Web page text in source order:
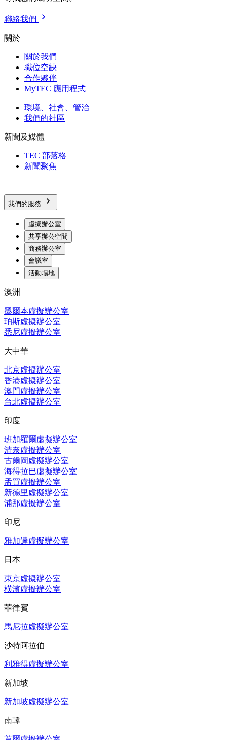
聯絡我們
關於
關於我們
職位空缺
合作夥伴
MyTEC 應用程式
環境、社會、管治
我們的社區
新聞及媒體
TEC 部落格
新聞聚焦
我們的服務
虛擬辦公室
共享辦公空間
商務辦公室
會議室
活動場地
澳洲
墨爾本虛擬辦公室
珀斯虛擬辦公室
悉尼虛擬辦公室
大中華
北京虛擬辦公室
香港虛擬辦公室
澳門虛擬辦公室
台北虛擬辦公室
印度
班加羅爾虛擬辦公室
清奈虛擬辦公室
古爾岡虛擬辦公室
海得拉巴虛擬辦公室
孟買虛擬辦公室
新德里虛擬辦公室
浦那虛擬辦公室
印尼
雅加達虛擬辦公室
日本
東京虛擬辦公室
橫濱虛擬辦公室
菲律賓
馬尼拉虛擬辦公室
沙特阿拉伯
利雅得虛擬辦公室
新加坡
新加坡虛擬辦公室
南韓